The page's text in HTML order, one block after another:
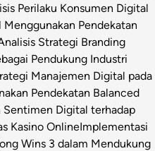
Perilaku Konsumen Digital
Pendekatan
Strategi Branding
Pendukung Industri
Manajemen Digital pada
Pendekatan Balanced
Digital terhadap
Kasino OnlineImplementasi
Wins 3 dalam Mendukung